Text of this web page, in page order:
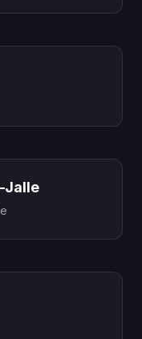
Jalle